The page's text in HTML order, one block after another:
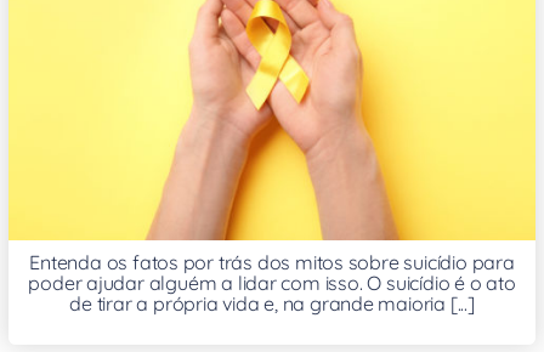
Entenda os fatos por trás dos mitos sobre suicídio para
poder ajudar alguém a lidar com isso. O suicídio é o ato
de tirar a própria vida e, na grande maioria [...]